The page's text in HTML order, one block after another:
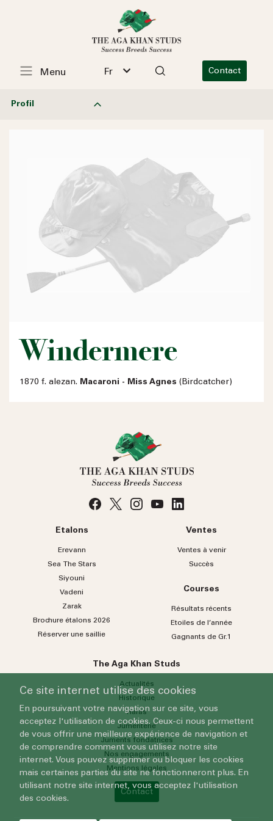
Fr Contact
Menu
Profil
Windermere
1870 f. alezan. Macaroni - Miss Agnes (Birdcatcher)
Etalons
Erevann
Sea TheStars
Siyouni
Vadeni
Zarak
Brochure étalons 2026
Réserver une saillie
Ventes
Ventes à venir
Succès
Courses
Résultats récents
Etoiles de l’année
Gagnants de Gr.1
The Aga Khan Studs
Actualités
Historique
Haras
Jumenterie
Juments fondatrices
Nos engagements
Mentions légales
Contact
Ce site internet utilise des cookies
En poursuivant votre navigation sur ce site, vous
acceptez l'utilisation de cookies. Ceux-ci nous permettent
de vous offrir une meilleure expérience de navigation et
de comprendre comment vous utilisez notre site
internet. Vous pouvez supprimer ou bloquer les cookies
mais certaines parties du site ne fonctionneront plus. En
utilisant notre site internet, vous acceptez l'utilisation
des cookies.